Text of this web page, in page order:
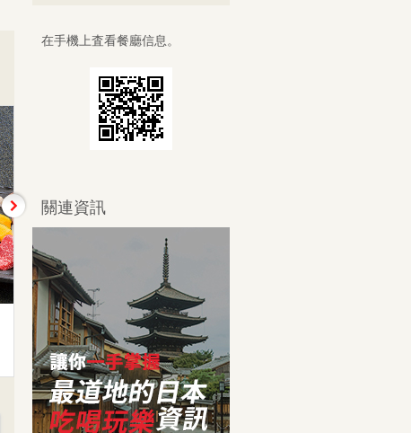
チョレギサラダ
韓式蔬菜沙拉
759日圓
在手機上査看餐廳信息。
關連資訊